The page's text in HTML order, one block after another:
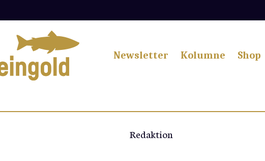
Newsletter Kolumne Shop
Redaktion